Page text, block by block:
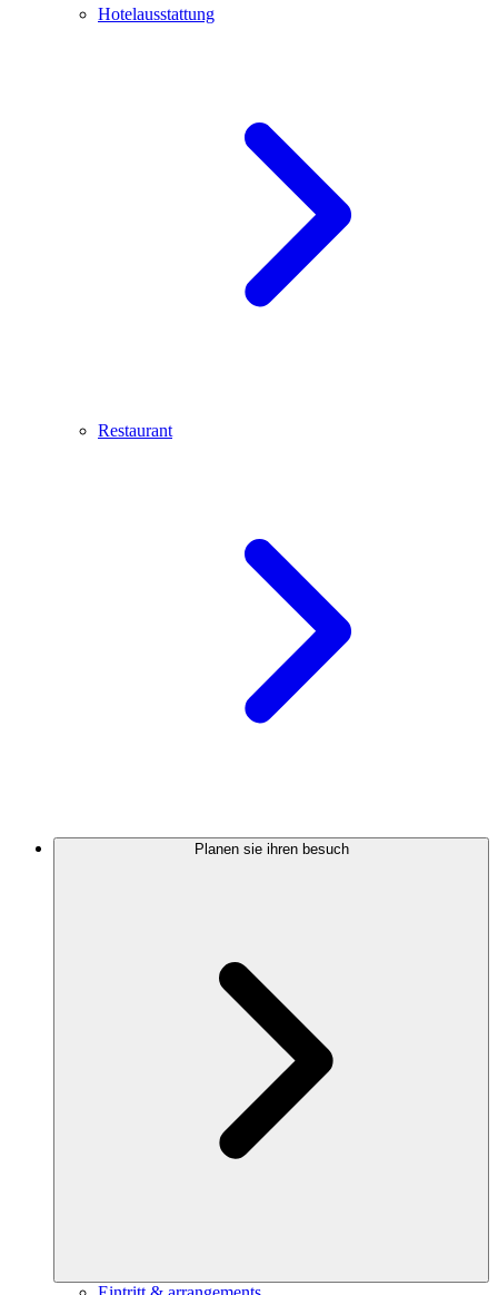
Hotelausstattung
Restaurant
Planen sie ihren besuch